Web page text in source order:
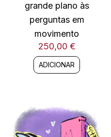
grande plano às
perguntas em
movimento
250,00 €
ADICIONAR